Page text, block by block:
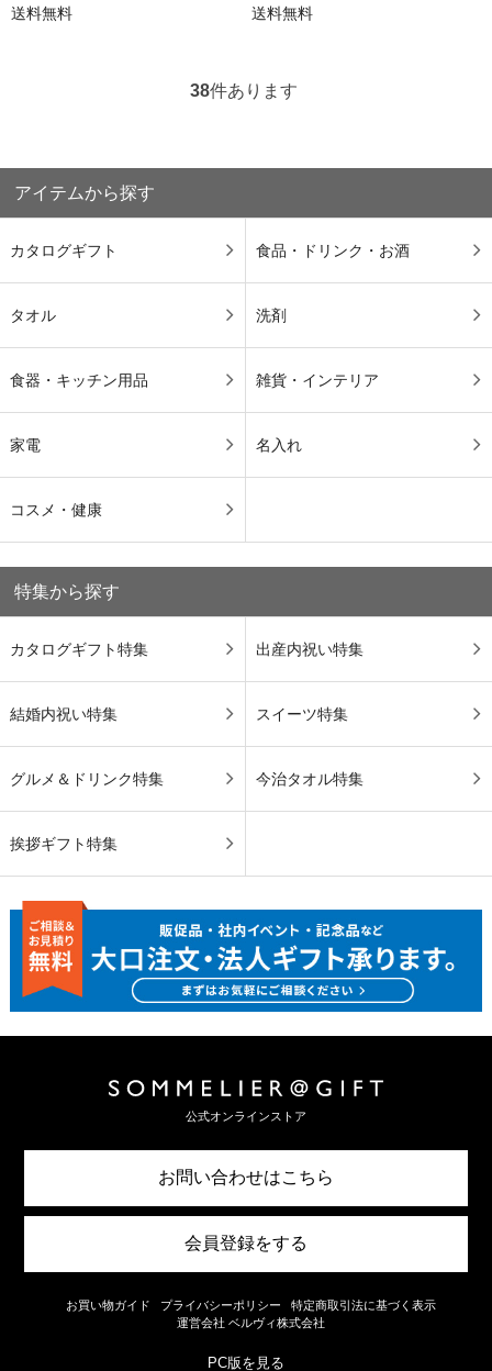
送料無料 送料無料
38件あります
アイテムから探す
カタログギフト 食品・ドリンク・お酒
タオル 洗剤
食器・キッチン用品 雑貨・インテリア
家電 名入れ
コスメ・健康
特集から探す
カタログギフト特集 出産内祝い特集
結婚内祝い特集 スイーツ特集
グルメ＆ドリンク特集 今治タオル特集
挨拶ギフト特集
公式オンラインストア
お問い合わせはこちら
会員登録をする
お買い物ガイド プライバシーポリシー
特定商取引法に基づく表示
運営会社 ベルヴィ株式会社
PC版を見る